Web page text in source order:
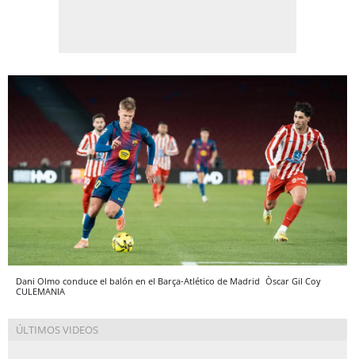
Dani Olmo conduce el balón en el Barça-Atlético de Madrid Òscar Gil Coy
CULEMANIA